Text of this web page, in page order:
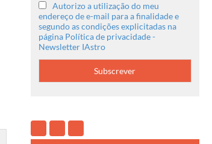
Autorizo a utilização do meu
endereço de e-mail para a finalidade e
segundo as condições explicitadas na
página Política de privacidade -
Newsletter IAstro